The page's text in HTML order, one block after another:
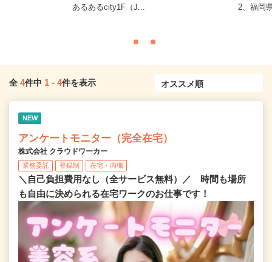
あるあるcity1F（J...
2、福岡
全 4件中 1 - 4件を表示
NEW
アンケートモニター（完全在宅）
株式会社 クラウドワーカー
業務委託 登録制 在宅・内職
＼自己負担費用なし（全サービス無料）／ 時間も場所
も自由に決められる在宅ワークのお仕事です！